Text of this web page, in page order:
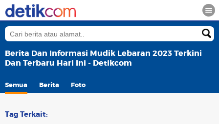
Berita Dan Informasi Mudik Lebaran 2023 Terkini
Dan Terbaru Hari Ini - Detikcom
Semua Berita Foto
Tag Terkait: